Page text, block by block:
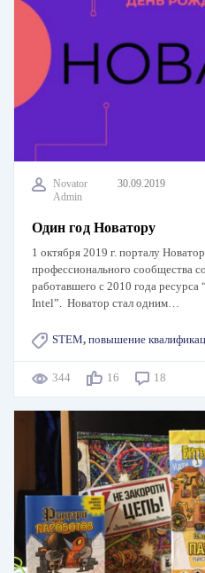
Novator
Admin
30.09.2019
Один год Новатору
1 октября 2019 г. порталу
профессионального сообщества
работавшего с 2010 года ресурса
Intel”. Новатор стал одним…
STEM, повышение
344 16 18